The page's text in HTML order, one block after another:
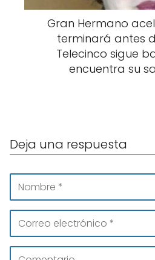
Gran Hermano
terminará antes
Telecinco sigue
encuentra su
Deja una respuesta